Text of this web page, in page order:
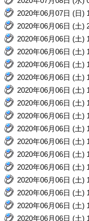
2020年06月07日 (日)
2020年06月06日 (土)
2020年06月06日 (土)
2020年06月06日 (土)
2020年06月06日 (土)
2020年06月06日 (土)
2020年06月06日 (土)
2020年06月06日 (土)
2020年06月06日 (土)
2020年06月06日 (土)
2020年06月06日 (土)
2020年06月06日 (土)
2020年06月06日 (土)
2020年06月06日 (土)
2020年06月06日 (土)
2020年06月06日 (土)
2020年06月06日 (土)